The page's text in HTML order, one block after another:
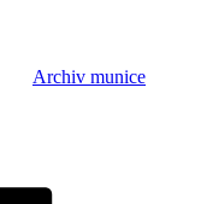
Archiv munice